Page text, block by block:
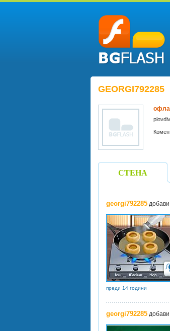
GEORGI792285
СТЕНА
georgi792285добави
преди 14 години
georgi792285добави